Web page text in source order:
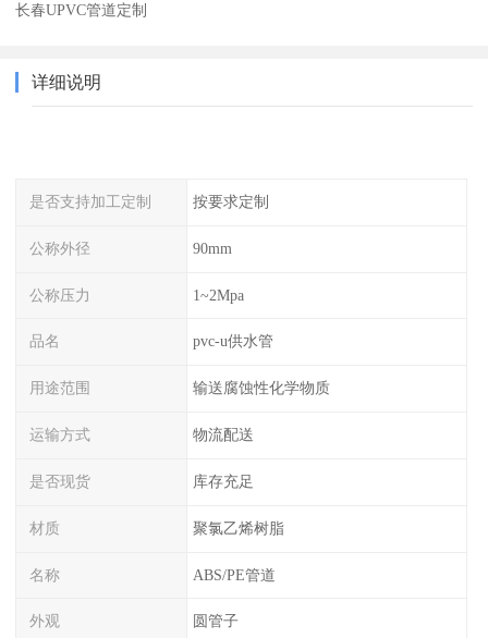
长春UPVC管道定制
详细说明
是否支持加工定制 按要求定制
公称外径 90mm
公称压力 1~2Mpa
品名 pvc-u供水管
用途范围 输送腐蚀性化学物质
运输方式 物流配送
是否现货 库存充足
材质 聚氯乙烯树脂
名称 ABS/PE管道
外观 圆管子